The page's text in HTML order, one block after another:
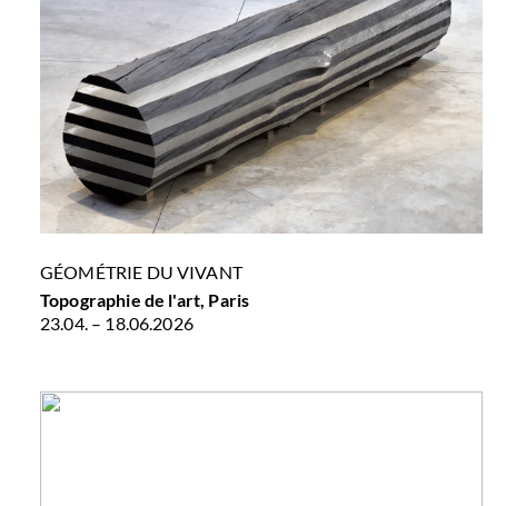
GÉOMÉTRIE DU VIVANT
Topographie de l'art, Paris
23.04. – 18.06.2026